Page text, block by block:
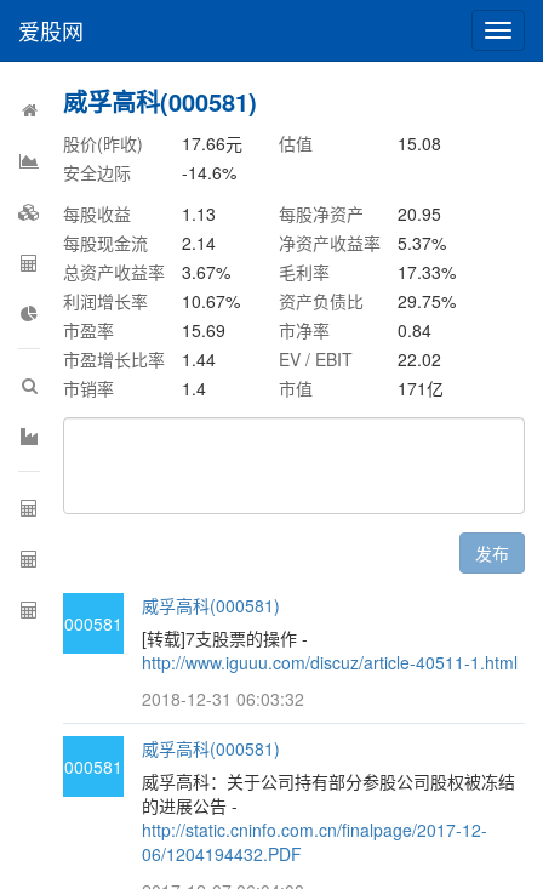
切
换
爱股网
威孚高科(000581)
股价(昨收) 17.66元 估值
15.08
安全边际
-14.6%
每股收益
1.13 每股净资产
20.95
每股现金流
2.14 净资产收益率 5.37%
总资产收益率
3.67% 毛利率 17.33%
利润增长率
10.67% 资产负债比 29.75%
市盈率
15.69 市净率
0.84
市盈增长比率
1.44 EV / EBIT
22.02
市销率
1.4 市值 171亿
发布
000581
威孚高科(000581)
[转载]7支股票的操作 -
http://www.iguuu.com/discuz/article-40511-1.html
2018-12-31 06:03:32
000581
威孚高科(000581)
威孚高科：关于公司持有部分参股公司股权被冻结
的进展公告 -
http://static.cninfo.com.cn/finalpage/2017-12-
06/1204194432.PDF